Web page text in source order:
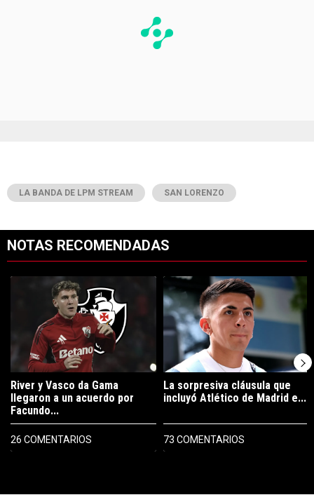
LA BANDA DE LPM STREAM SAN LORENZO
NOTAS RECOMENDADAS
Un artículo de tendencia con el título "River y Vasco da Gama
River y Vasco da Gama
llegaron a un acuerdo por
Facundo...
26 COMENTARIOS
Un artículo de tendencia con el
La sorpresiva cláusula que
incluyó Atlético de Madrid e...
73 COMENTARIOS